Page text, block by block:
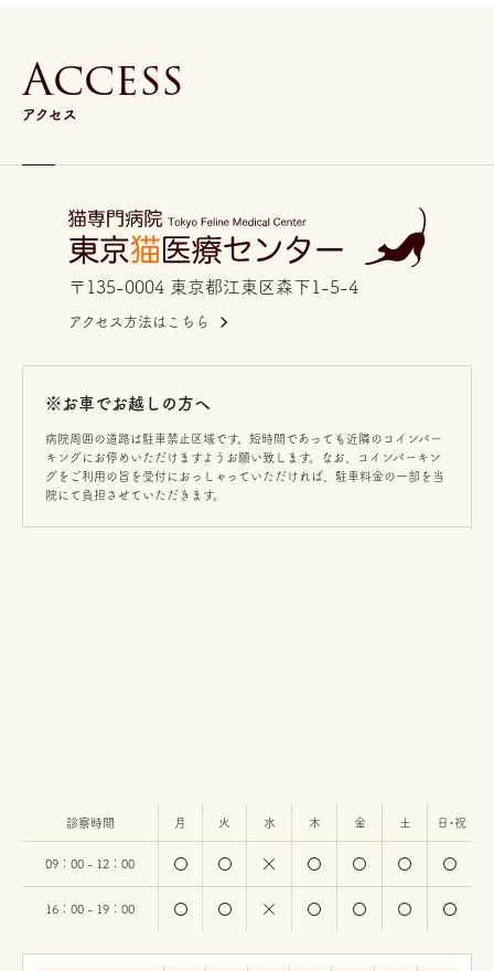
Access
アクセス
〒135-0004 東京都江東区森下1-5-4
アクセス方法はこちら
※お車でお越しの方へ
病院周囲の道路は駐車禁止区域です。短時間であっても近隣のコインパー
キングにお停めいただけますようお願い致します。なお、コインパーキン
グをご利用の旨を受付におっしゃっていただければ、駐車料金の一部を当
院にて負担させていただきます。
診察時間 月 火 水 木 金 土 日・祝
09：00 - 12：00
16：00 - 19：00